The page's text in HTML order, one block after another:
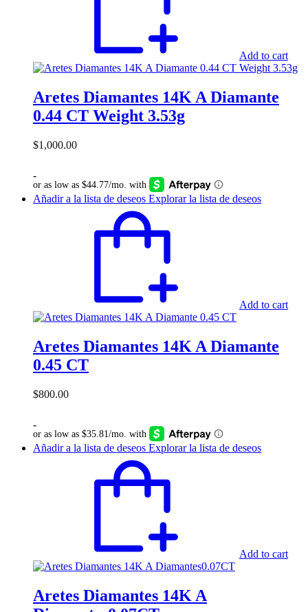
Add to cart
Aretes Diamantes 14K A Diamante
0.44 CT Weight 3.53g
$1,000.00
-
Añadir a la lista de deseos Explorar la lista de deseos
Add to cart
Aretes Diamantes 14K A Diamante
0.45 CT
$800.00
-
Añadir a la lista de deseos Explorar la lista de deseos
Add to cart
Aretes Diamantes 14K A